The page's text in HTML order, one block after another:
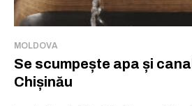
MOLDOVA
Se scumpește apa și
Chișinău